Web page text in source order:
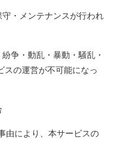
・メンテナンスが行われ
争・動乱・暴動・騒乱・
スの運営が不可能になっ
由により、本サービスの